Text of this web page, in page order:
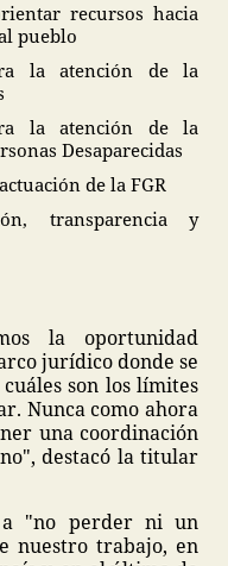
recursos hacia
pueblo
la atención de la
la atención de la
Desaparecidas
de la FGR
transparencia y
la oportunidad
jurídico donde se
son los límites
Nunca como ahora
una coordinación
destacó la titular
a "no perder ni un
nuestro trabajo, en